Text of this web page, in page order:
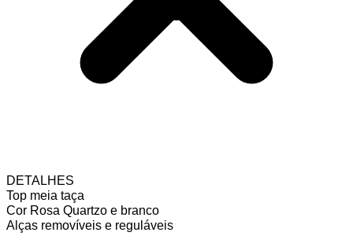
DETALHES
Top meia taça
Cor Rosa Quartzo e branco
Alças removíveis e reguláveis